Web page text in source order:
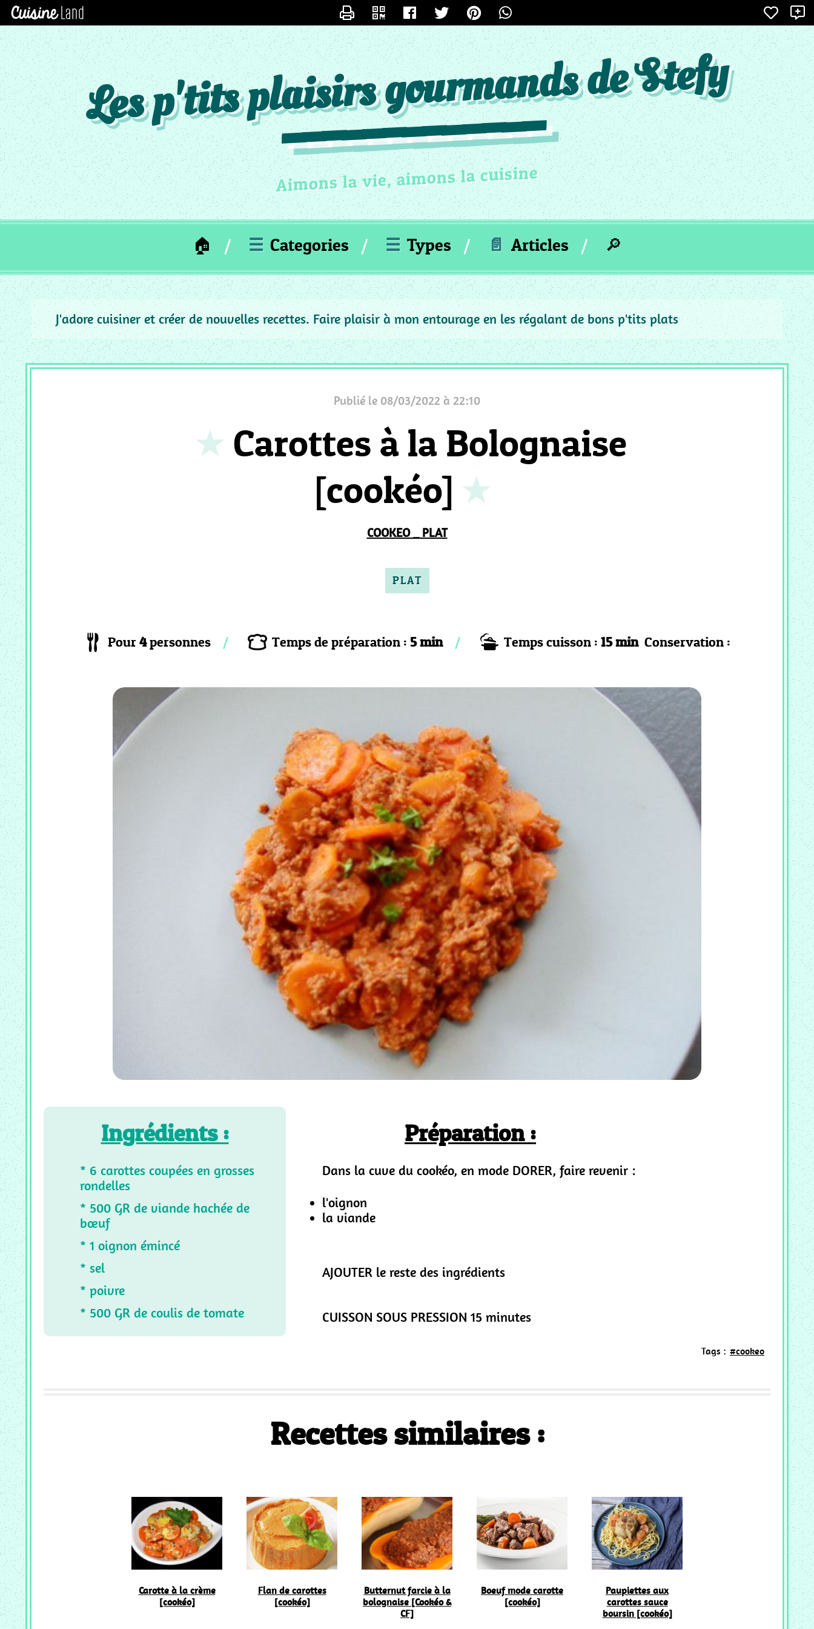
Les p'tits plaisirs gourmands de Stefy
Aimons la vie, aimons la cuisine
🏠 ☰ Categories ☰ Types 📄 Articles 🔎
CATÉGORIES
des
recettes
×
Toutes
Les
Recettes
MC
_
SOUPE
MC
_
ENTREE
MC
_
_
ACCOMPAGNEMENT
MC
_
PUREE
MC
_
GRATIN
MC
_
SAUCE
MC
_
PIZZA
QUICHE
MC
_
PATISSERIE
VIENNOISSERIE
MC
_
FLAN
ET
CREME
MC
_
GLACE
ET
SORBET
MC
_
RISOTTO
COOKEO
_
ENTREE
COOKEO
_
PLAT
COOKEO
_
POISSON
COOKEO
_
RISOTTO
COOKEO
_
DESSERT
PAIN
CF
_
RECETTES
SUCREES
CF
_
RECETTE
SALEES
Tous
Les
Articles
×
J'adore cuisiner et créer de nouvelles recettes. Faire plaisir à mon entourage en les régalant de bons p'tits plats
Publié le 08/03/2022 à 22:10
Carottes à la Bolognaise
[cookéo]
COOKEO _ PLAT
PLAT
Pour4personnes Temps de préparation : 5 min Temps cuisson : 15 min Conservation :
Ingrédients :
* 6 carottes coupées en grosses
rondelles
* 500 GR de viande hachée de
bœuf
* 1 oignon émincé
* sel
* poivre
* 500 GR de coulis de tomate
Préparation :
Dans la cuve du cookéo, en mode DORER, faire revenir :
l'oignon
la viande
AJOUTER le reste des ingrédients
CUISSON SOUS PRESSION 15 minutes
Tags : #cookeo
Recettes similaires :
Carotte à la crème
[cookéo]
Flan de carottes
[cookéo]
Butternut farcie à la
bolognaise [Cookéo &
CF]
Boeuf mode carotte
[cookéo]
Paupiettes aux
carottes sauce
boursin [cookéo]
X
CONTACTER
LESPETITSPLAISIRSDESTEFY